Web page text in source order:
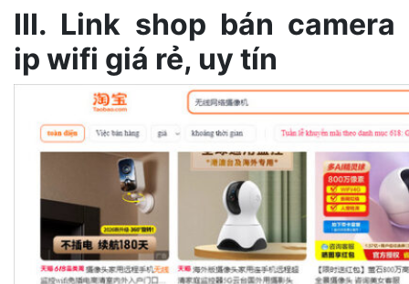
III. Link shop bán camera
ip wifi giá rẻ, uy tín